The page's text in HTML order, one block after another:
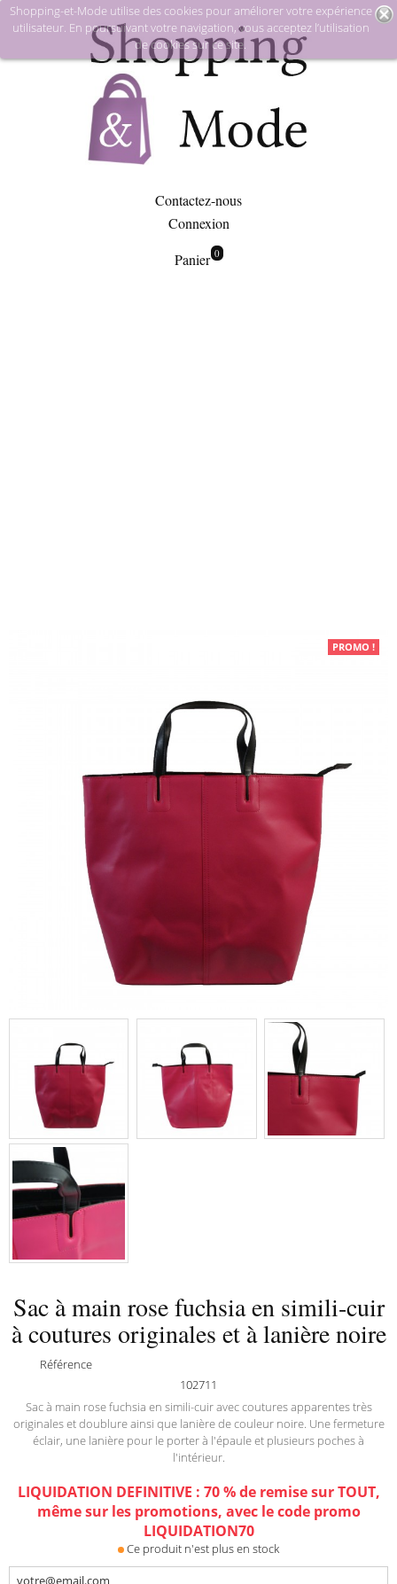
Contactez-nous
Connexion
Panier 0
Shopping-et-Mode utilise des cookies pour améliorer votre expérience
utilisateur. En poursuivant votre navigation, vous acceptez l’utilisation
de cookies sur ce site.
Maroquinerie
coutures originales et à lanière
PROMO !
Sac à main rose fuchsia en simili-cuir
à coutures originales et à lanière noire
Référence
102711
Sac à main rose fuchsia en simili-cuir avec coutures apparentes très
originales et doublure ainsi que lanière de couleur noire. Une fermeture
éclair, une lanière pour le porter à l'épaule et plusieurs poches à
l'intérieur.
LIQUIDATION DEFINITIVE : 70 % de remise sur TOUT,
même sur les promotions, avec le code promo
LIQUIDATION70
Ce produit n'est plus en stock